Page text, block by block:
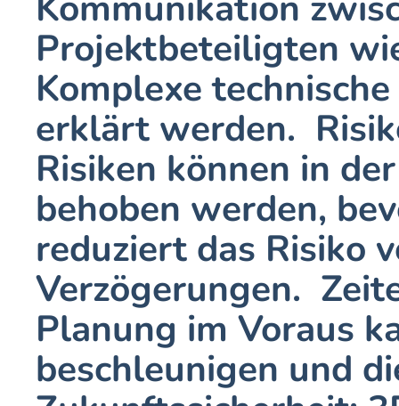
Projektbeteiligten
Komplexe
erklärt werden.
Risiken können in
behoben werden,
reduziert das Risiko
Verzögerungen.
Planung im Voraus
beschleunigen und